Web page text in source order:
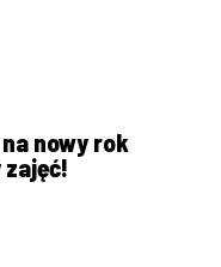
nowy rok